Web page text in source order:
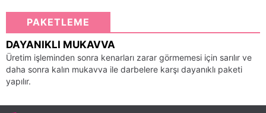
PAKETLEME
DAYANIKLI MUKAVVA
Üretim işleminden sonra kenarları zarar görmemesi için sarılır ve
daha sonra kalın mukavva ile darbelere karşı dayanıklı paketi
yapılır.